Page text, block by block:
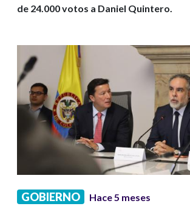
de 24.000 votos a Daniel Quintero.
GOBIERNO Hace 5 meses